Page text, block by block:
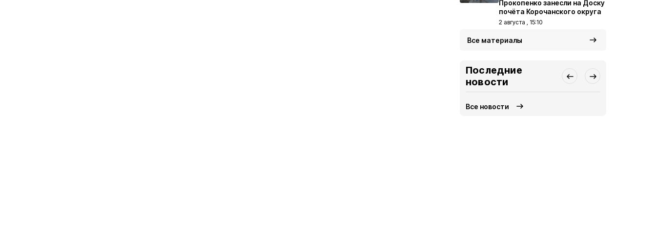
Прокопенко занесли на Доску
почёта Корочанского округа
2 августа , 15:10
Все материалы
Последние
новости
Все новости